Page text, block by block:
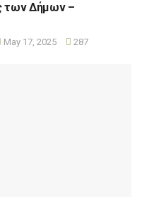
των Δήμων –
May 17, 2025 287